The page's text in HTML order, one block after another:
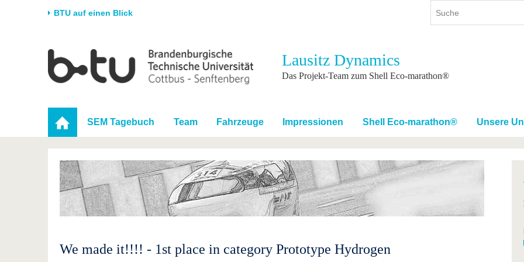
BTU auf einen Blick
Universität
Struktur
Karriere & Engagement
Forschung
Förderung
Studium
Im Studium
International
Mit der BTU ins Ausland
Kontakt
Weiterbildung
Weiterbildung
Kontakt
Lausitz Dynamics
Das Projekt-Team zum Shell Eco-marathon®
SEM Tagebuch Team Fahrzeuge Impressionen Shell Eco-marathon® Unsere
We made it!!!! - 1st place in category Prototype Hydrogen